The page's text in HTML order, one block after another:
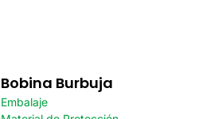
Bobina Burbuja
Embalaje